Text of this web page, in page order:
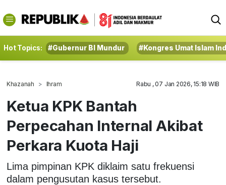
Hot Topics: #Gubernur BI Mundur #Kongres Umat Islam
Khazanah Ihram Rabu , 07 Jan 2026, 15:18 WIB
Ketua KPK Bantah
Perpecahan Internal Akibat
Perkara Kuota Haji
Lima pimpinan KPK diklaim satu frekuensi
dalam pengusutan kasus tersebut.